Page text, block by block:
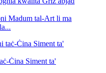
Madum tal-Art li ma
Ċina Siment ta'